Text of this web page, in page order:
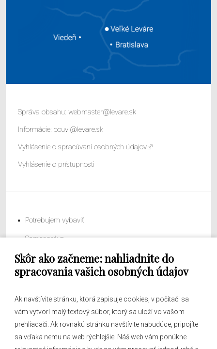
Skôr ako začneme: nahliadnite do
spracovania vašich osobných údajov
Ak navštívite stránku, ktorá zapisuje cookies, v počítači sa
vám vytvorí malý textový súbor, ktorý sa uloží vo vašom
prehliadači. Ak rovnakú stránku navštívite nabudúce, pripojíte
sa vďaka nemu na web rýchlejšie. Náš web vám ponúkne
Správa obsahu: webmaster@levare.sk
Informácie: ocuvl@levare.sk
Vyhlásenie o spracúvaní osobných údajov
Vyhlásenie o prístupnosti
Potrebujem vybaviť
Samospráva
Obecný úrad
O obci